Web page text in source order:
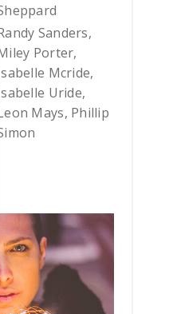
Sanders,
Porter,
Mcride,
Uride,
Mays, Phillip